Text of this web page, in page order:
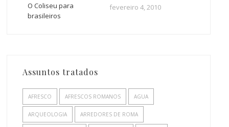
O Coliseu para
brasileiros
fevereiro 4, 2010
Assuntos tratados
AFRESCO AFRESCOS ROMANOS AGUA
ARQUEOLOGIA ARREDORES DE ROMA